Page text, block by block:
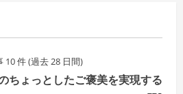
10 件 (過去 28 日間)
のちょっとしたご褒美を実現する